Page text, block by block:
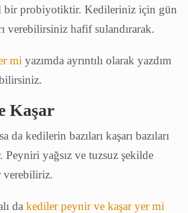
bir probiyotiktir. Kedileriniz için gün
verebilirsiniz hafif sulandırarak.
mi yazımda ayrıntılı olarak yazdım
Kaşar
da kedilerin bazıları kaşarı bazıları
Peyniri yağsız ve tuzsuz şekilde
verebiliriz.
da kediler peynir ve kaşar yer mi